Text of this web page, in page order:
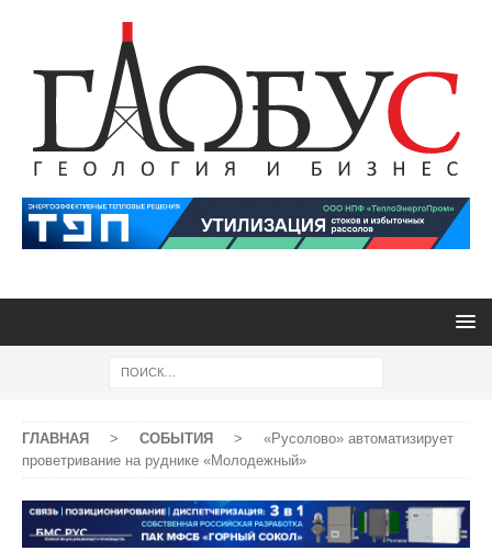
ГЛАВНАЯ > СОБЫТИЯ >
«Русолово» автоматизирует
проветривание на руднике «Молодежный»